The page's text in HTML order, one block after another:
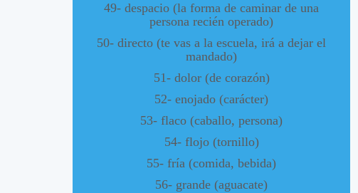
49- despacio (la forma de caminar de una
persona recién operado)
50- directo (te vas a la escuela, irá a dejar el
mandado)
51- dolor (de corazón)
52- enojado (carácter)
53- flaco (caballo, persona)
54- flojo (tornillo)
55- fría (comida, bebida)
56- grande (aguacate)